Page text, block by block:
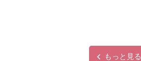
もっと見る